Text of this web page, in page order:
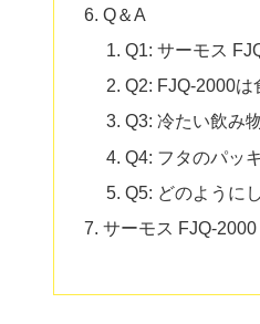
Q＆A
Q1: サーモス
Q2: FJQ-2000は
Q3: 冷たい飲み
Q4: フタのパッ
Q5: どのように
サーモス FJQ-